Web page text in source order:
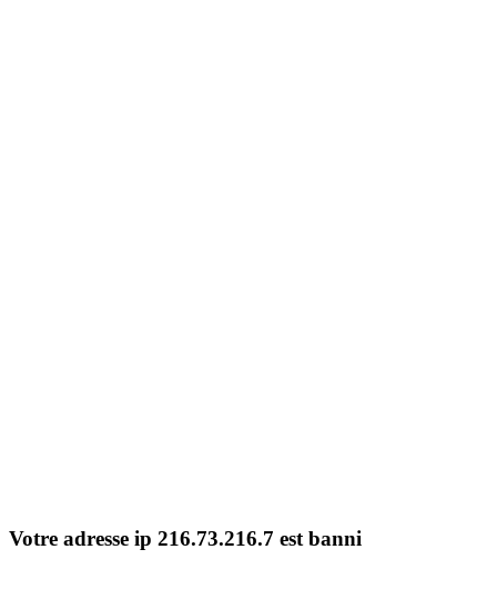
Votre adresse ip 216.73.216.7 est banni